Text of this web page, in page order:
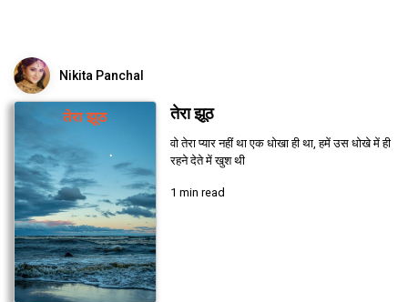
Nikita Panchal
तेरा झूठ
वो तेरा प्यार नहीं था एक धोखा ही था, हमें उस धोखे में ही
रहने देते में खुश थी
1 min read